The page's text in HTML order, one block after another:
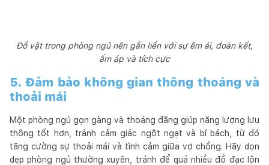
Đồ vật trong phòng ngủ nên gắn liền với sự êm ái, đoàn kết,
ấm áp và tích cực
5. Đảm bảo không gian thông thoáng và
thoải mái
Một phòng ngủ gọn gàng và thoáng đãng giúp năng lượng lưu
thông tốt hơn, tránh cảm giác ngột ngạt và bí bách, từ đó
tăng cường sự thoải mái và tình cảm giữa vợ chồng. Hãy dọn
dẹp phòng ngủ thường xuyên, tránh để quá nhiều đồ đạc lộn